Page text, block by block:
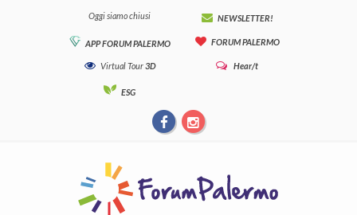
Oggi siamo chiusi NEWSLETTER!
APP FORUM PALERMO FORUM PALERMO
Virtual Tour3D Hear/t
ESG